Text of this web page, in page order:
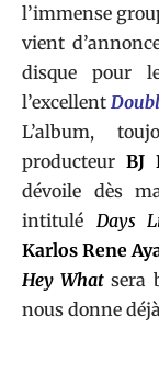
l’immense
vient
disque pour
l’excellent
L’album,
producteur BJ
dévoile dès
intitulé Days
Karlos Rene
Hey Whatsera
nous donne